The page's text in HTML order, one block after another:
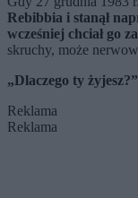
Rebibbia i stanął
wcześniej chciał go
skruchy, może
„Dlaczego ty
Reklama
Reklama